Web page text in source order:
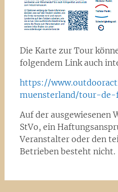
Die Karte zur Tour
folgendem Link auch
https://
muensterland/tour-de-
Auf der ausgewiesenen
StVo, ein
Veranstalter oder den
Betrieben besteht nicht.